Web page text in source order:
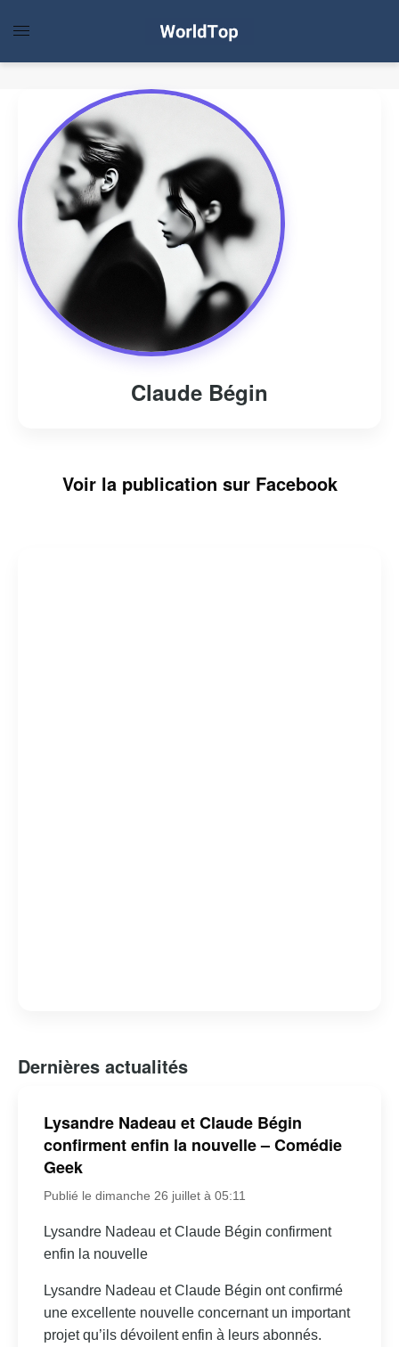
Claude Bégin
Voir la publication sur Facebook
Dernières actualités
Lysandre Nadeau et Claude Bégin
confirment enfin la nouvelle – Comédie
Geek
Publié le dimanche 26 juillet à 05:11
Lysandre Nadeau et Claude Bégin confirment
enfin la nouvelle
Lysandre Nadeau et Claude Bégin ont confirmé
une excellente nouvelle concernant un important
projet qu’ils dévoilent enfin à leurs abonnés.